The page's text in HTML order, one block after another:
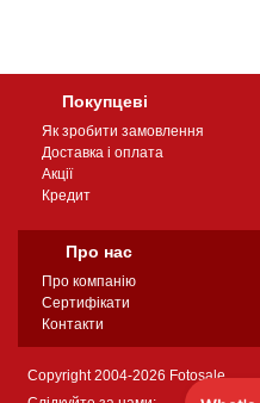
Покупцеві
Як зробити замовлення
Доставка і оплата
Акції
Кредит
Про нас
Про компанію
Сертифікати
Контакти
Copyright 2004-2026 Fotosale